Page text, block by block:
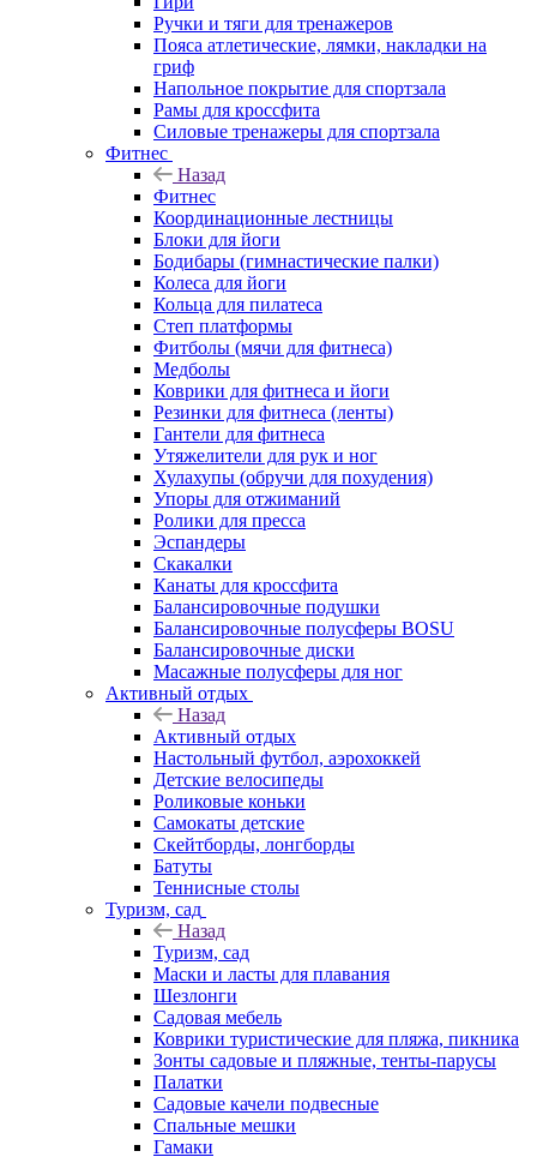
Ручки и тяги для тренажеров
Пояса атлетические, лямки, накладки на
гриф
Напольное покрытие для спортзала
Рамы для кроссфита
Силовые тренажеры для спортзала
Фитнес
Назад
Фитнес
Координационные лестницы
Блоки для йоги
Бодибары (гимнастические палки)
Колеса для йоги
Кольца для пилатеса
Степ платформы
Фитболы (мячи для фитнеса)
Медболы
Коврики для фитнеса и йоги
Резинки для фитнеса (ленты)
Гантели для фитнеса
Утяжелители для рук и ног
Хулахупы (обручи для похудения)
Упоры для отжиманий
Ролики для пресса
Эспандеры
Скакалки
Канаты для кроссфита
Балансировочные подушки
Балансировочные полусферы BOSU
Балансировочные диски
Масажные полусферы для ног
Активный отдых
Назад
Активный отдых
Настольный футбол, аэрохоккей
Детские велосипеды
Роликовые коньки
Самокаты детские
Скейтборды, лонгборды
Батуты
Теннисные столы
Туризм, сад
Назад
Туризм, сад
Маски и ласты для плавания
Шезлонги
Садовая мебель
Коврики туристические для пляжа, пикника
Зонты садовые и пляжные, тенты-парусы
Палатки
Садовые качели подвесные
Спальные мешки
Гамаки